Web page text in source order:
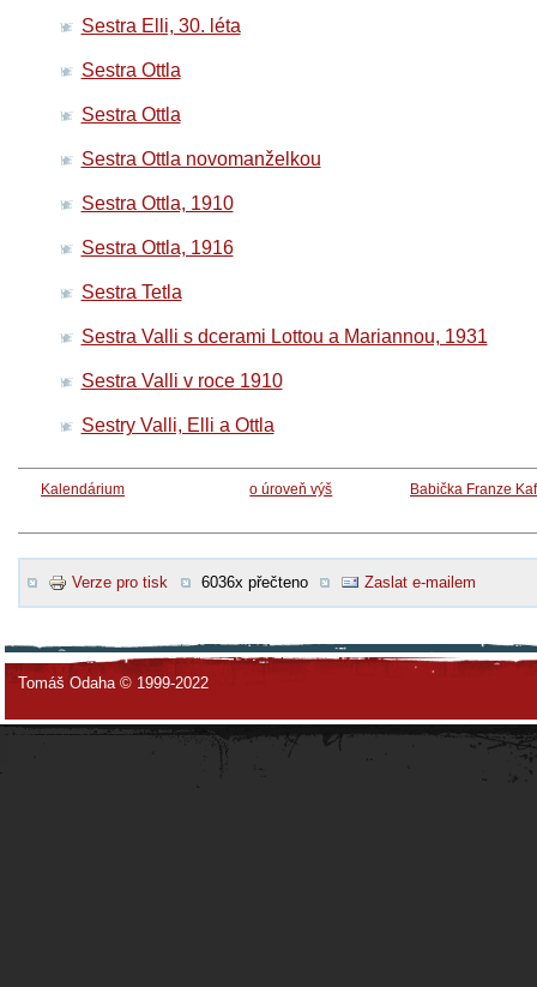
Sestra Elli, 30. léta
Sestra Ottla
Sestra Ottla
Sestra Ottla novomanželkou
Sestra Ottla, 1910
Sestra Ottla, 1916
Sestra Tetla
Sestra Valli s dcerami Lottou a Mariannou, 1931
Sestra Valli v roce 1910
Sestry Valli, Elli a Ottla
Kalendárium o úroveň výš Babička Franze
Verze pro tisk 6036x přečteno Zaslat e-mailem
Tomáš Odaha © 1999-2022